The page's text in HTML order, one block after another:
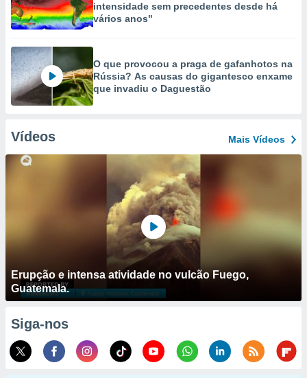
intensidade sem precedentes desde há
vários anos"
O que provocou a praga de gafanhotos na
Rússia? As causas do gigantesco enxame
que invadiu o Daguestão
Vídeos Mais Vídeos
Erupção e intensa atividade no vulcão Fuego,
Guatemala.
Siga-nos